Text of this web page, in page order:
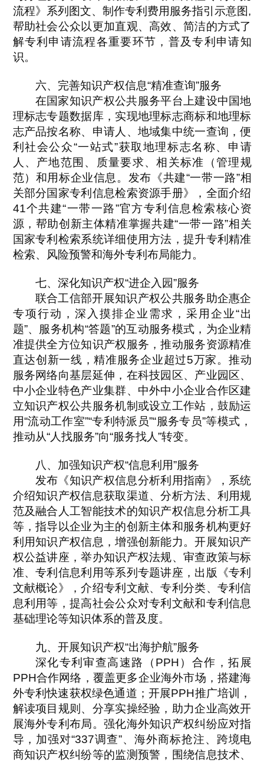
流程》系列图文、制作专利费用服务指引示意图,
帮助社会公众以更加直观、高效、简洁的方式了
解专利申请流程各重要环节，普及专利申请知
识。
六、完善知识产权信息“精准查询”服务
在国家知识产权公共服务平台上建设中国地
理标志专题数据库，实现地理标志商标和地理标
志产品按名称、申请人、地域集中统一查询，便
利社会公众“一站式”获取地理标志名称、申请
人、产地范围、质量要求、相关标准（管理规
范）和用标企业信息。发布《共建“一带一路”相
关部分国家专利信息检索资源手册》，全面介绍
41个共建“一带一路”官方专利信息检索核心资
源，帮助创新主体精准掌握共建“一带一路”相关
国家专利检索系统详细使用方法，提升专利精准
检索、风险预警和海外专利布局能力。
七、深化知识产权“进企入园”服务
联合工信部开展知识产权公共服务助企惠企
专项行动，深入摸排企业需求，采用企业“出
题”、服务机构“答题”的互动服务模式，为企业精
准提供全方位知识产权服务，推动服务资源精准
直达创新一线，精准服务企业超过5万家。推动
服务网络向基层延伸，在科技园区、产业园区、
中小企业特色产业集群、中外中小企业合作区建
立知识产权公共服务机制或设立工作站，鼓励运
用“流动工作室”“专利特派员”“服务专员”等模式，
推动从“人找服务”向“服务找人”转变。
八、加强知识产权“信息利用”服务
发布《知识产权信息分析利用指南》，系统
介绍知识产权信息获取渠道、分析方法、利用规
范及融合人工智能技术的知识产权信息分析工具
等，指导以企业为主的创新主体和服务机构更好
利用知识产权信息，增强创新能力。开展知识产
权公益讲座，举办知识产权法规、审查政策与标
准、专利信息利用等系列专题讲座，出版《专利
文献概论》，介绍专利文献、专利分类、专利信
息利用等，提高社会公众对专利文献和专利信息
基础理论等知识体系的普及度。
九、开展知识产权“出海护航”服务
深化专利审查高速路（PPH）合作，拓展
PPH合作网络，覆盖更多企业海外市场，搭建海
外专利快速获权绿色通道；开展PPH推广培训，
解读项目规则、分享实操经验，助力企业高效开
展海外专利布局。强化海外知识产权纠纷应对指
导，加强对“337调查”、海外商标抢注、跨境电
商知识产权纠纷等的监测预警，围绕信息技术、